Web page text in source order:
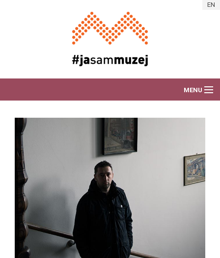
EN
MENU
DEŽURAM ZA MUZEJ
VIJESTI
PORTRETI RADNIKA
ART AKCIJE
PRIJATELJI MUZEJA